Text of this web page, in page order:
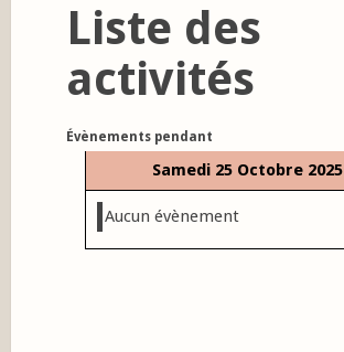
Liste des
activités
Évènements pendant
Samedi 25 Octobre 2025
Aucun évènement